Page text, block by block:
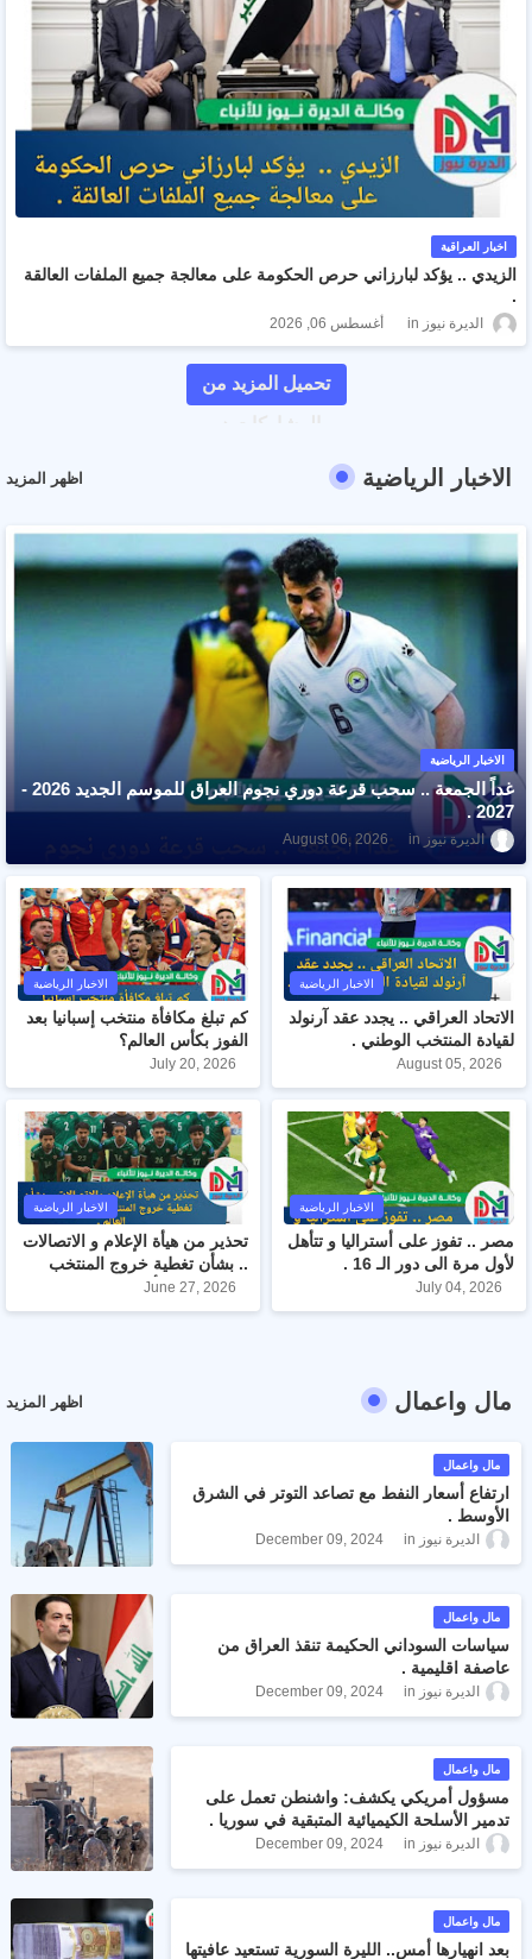
اخبار العراقية
الزيدي .. يؤكد لبارزاني حرص الحكومة على معالجة جميع الملفات العالقة
.
الديرة نيوز أغسطس 06, 2026
تحميل المزيد من
الاخبار الرياضية اظهر المزيد
الاخبار الرياضية
غداً الجمعة .. سحب قرعة دوري نجوم العراق للموسم الجديد 2026 -
2027 .
الديرة نيوز August 06, 2026
الاخبار الرياضية
الاتحاد العراقي .. يجدد عقد آرنولد
لقيادة المنتخب الوطني .
August 05, 2026
الاخبار الرياضية
كم تبلغ مكافأة منتخب إسبانيا بعد
الفوز بكأس العالم؟
July 20, 2026
الاخبار الرياضية
مصر .. تفوز على أستراليا و تتأهل
لأول مرة الى دور الـ 16 .
July 04, 2026
الاخبار الرياضية
تحذير من هيأة الإعلام و الاتصالات
.. بشأن تغطية خروج المنتخب
الوطني من كأس العالم .
June 27, 2026
مال واعمال اظهر المزيد
مال واعمال
ارتفاع أسعار النفط مع تصاعد التوتر في الشرق
الأوسط .
الديرة نيوز December 09, 2024
مال واعمال
سياسات السوداني الحكيمة تنقذ العراق من
عاصفة اقليمية .
الديرة نيوز December 09, 2024
مال واعمال
مسؤول أمريكي يكشف: واشنطن تعمل على
تدمير الأسلحة الكيميائية المتبقية في سوريا .
الديرة نيوز December 09, 2024
مال واعمال
بعد انهيارها أمس.. الليرة السورية تستعيد عافيتها